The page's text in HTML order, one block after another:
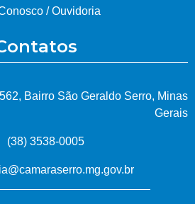
/ Ouvidoria
Bairro São Geraldo Serro, Minas
Gerais
(38) 3538-0005